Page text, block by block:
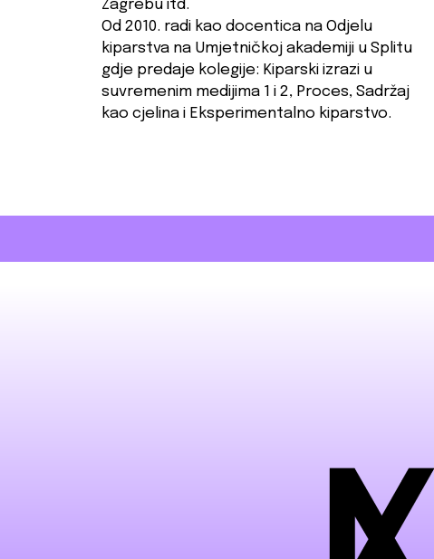
Zagrebu itd.
Od 2010. radi kao docentica na Odjelu
kiparstva na Umjetničkoj akademiji u Splitu
gdje predaje kolegije: Kiparski izrazi u
suvremenim medijima 1 i 2, Proces, Sadržaj
kao cjelina i Eksperimentalno kiparstvo.